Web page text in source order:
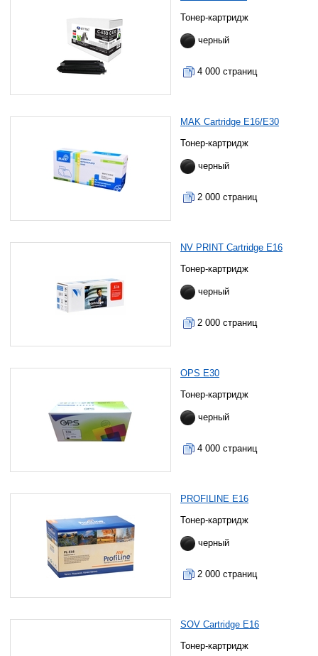
Тонер-картридж
черный
4 000 страниц
MAK Cartridge E16/E30
Тонер-картридж
черный
2 000 страниц
NV PRINT Cartridge E16
Тонер-картридж
черный
2 000 страниц
OPS E30
Тонер-картридж
черный
4 000 страниц
PROFILINE E16
Тонер-картридж
черный
2 000 страниц
SOV Cartridge E16
Тонер-картридж